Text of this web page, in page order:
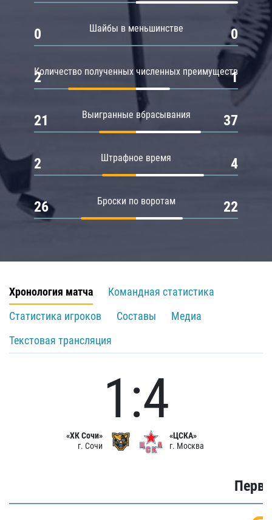
Шайбы в меньшинстве
0 0
Количество полученных численных преимуществ
2 1
Выигранные вбрасывания
21 37
Штрафное время
2 4
Броски по воротам
26 22
Хронология матча
Командная статистика
Статистика игроков
Составы
Медиа
Текстовая трансляция
«ХК Сочи»
г. Сочи
1:4
«ЦСКА»
г. Москва